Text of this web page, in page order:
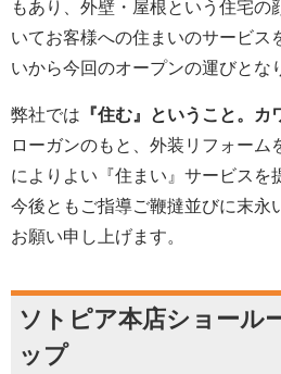
もあり、外壁・屋根という住宅の
いてお客様への住まいのサービス
いから今回のオープンの運びとな
弊社では 『住む』ということ。カ
ローガンのもと、外装リフォーム
によりよい『住まい』サービスを
今後ともご指導ご鞭撻並びに末永
お願い申し上げます。
ソトピア本店ショール
ップ